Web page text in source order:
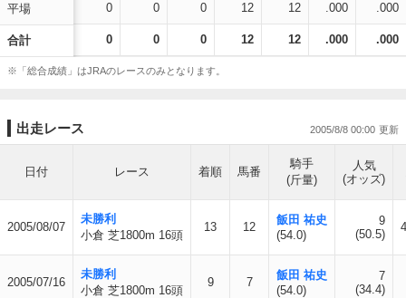
平場
合計
0 0 0 12 12 .000 .000
0 0 0 12 12 .000 .000
※「総合成績」はJRAのレースのみとなります。
出走レース 2005/8/8 00:00
日付 レース 着順 馬番
騎手
(斤量)
人気
(オッズ)
2005/08/07
未勝利
小倉 芝1800m 16頭
13 12
飯田 祐史
(54.0)
9
(50.5)
2005/07/16
未勝利
小倉 芝1800m 16頭
9 7
飯田 祐史
(54.0)
7
(34.4)